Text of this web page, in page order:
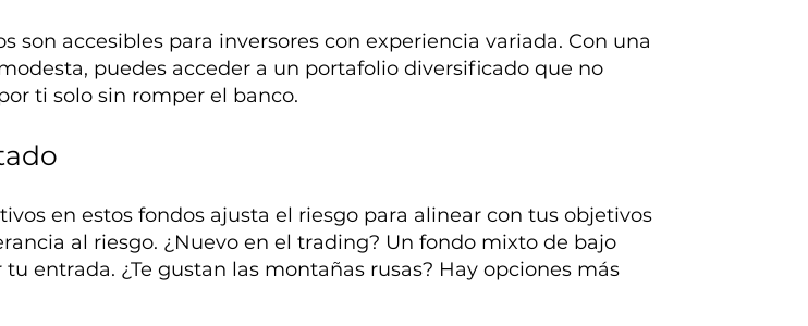
son accesibles para inversores con experiencia variada. Con una
puedes acceder a un portafolio diversificado que no
ti solo sin romper el banco.
en estos fondos ajusta el riesgo para alinear con tus objetivos
al riesgo. ¿Nuevo en el trading? Un fondo mixto de bajo
tu entrada. ¿Te gustan las montañas rusas? Hay opciones más